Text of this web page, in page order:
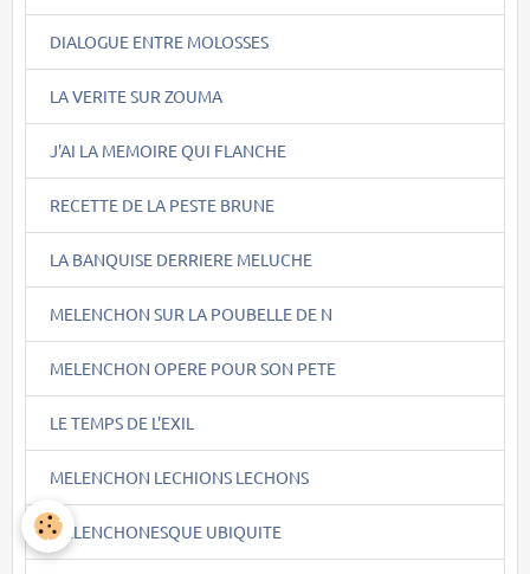
DIALOGUE ENTRE MOLOSSES
LA VERITE SUR ZOUMA
J'AI LA MEMOIRE QUI FLANCHE
RECETTE DE LA PESTE BRUNE
LA BANQUISE DERRIERE MELUCHE
MELENCHON SUR LA POUBELLE DE N
MELENCHON OPERE POUR SON PETE
LE TEMPS DE L'EXIL
MELENCHON LECHIONS LECHONS
MELENCHONESQUE UBIQUITE